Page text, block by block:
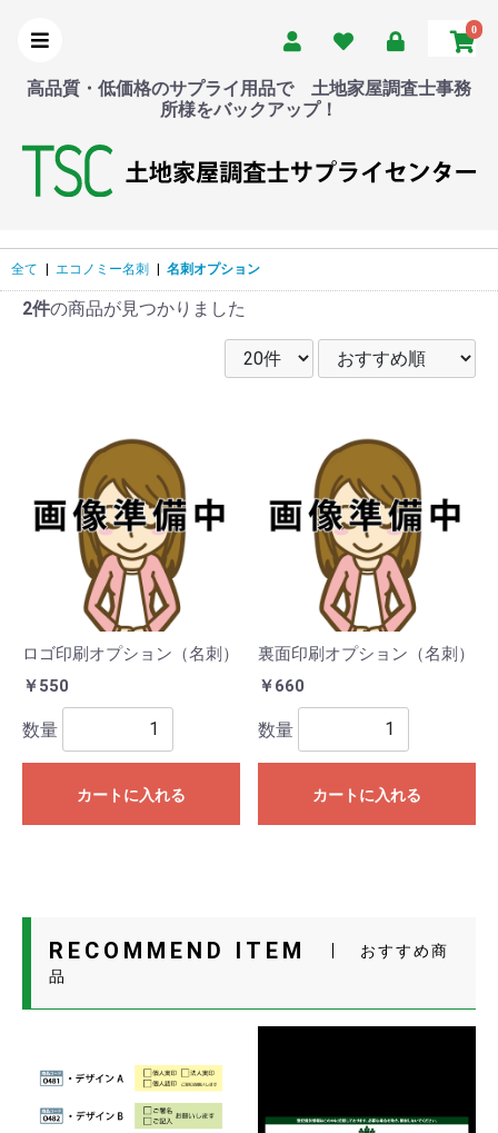
0
高品質・低価格のサプライ用品で 土地家屋調査士事務
所様をバックアップ！
全て | エコノミー名刺 | 名刺オプション
2件の商品が見つかりました
ロゴ印刷オプション（名刺）
￥550
数量
カートに入れる
裏面印刷オプション（名刺）
￥660
数量
カートに入れる
RECOMMEND ITEM
おすすめ商
品